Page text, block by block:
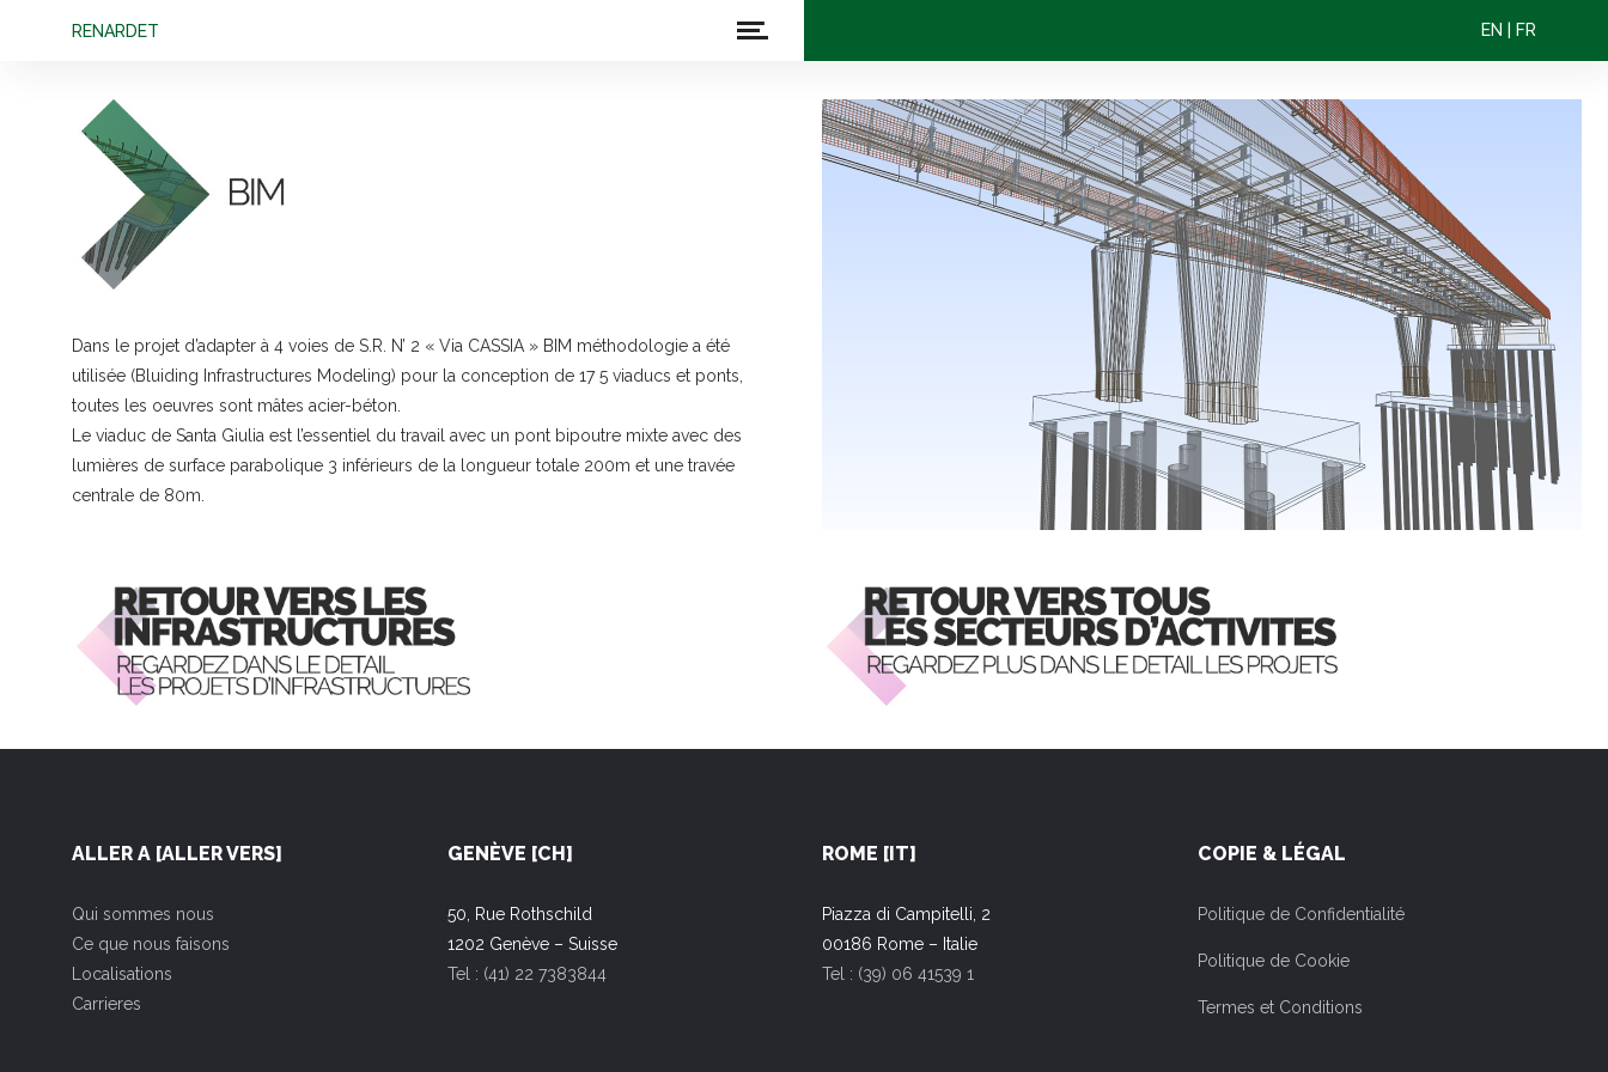
RENARDET EN FR
Dans le projet d’adapter à 4 voies de S.R. N’ 2 « Via CASSIA » BIM méthodologie a été
utilisée (Bluiding Infrastructures Modeling) pour la conception de 17 5 viaducs et ponts,
toutes les oeuvres sont mâtes acier-béton.
Le viaduc de Santa Giulia est l’essentiel du travail avec un pont bipoutre mixte avec des
lumières de surface parabolique 3 inférieurs de la longueur totale 200m et une travée
centrale de 80m.
ALLER A [ALLER VERS]
Qui sommes nous
Ce que nous faisons
Localisations
Carrieres
GENÈVE [CH]
50, Rue Rothschild
1202 Genève – Suisse
Tel : (41) 22 7383844
ROME [IT]
Piazza di Campitelli, 2
00186 Rome – Italie
Tel : (39) 06 41539 1
COPIE & LÉGAL
Politique de Confidentialité
Politique de Cookie
Termes et Conditions